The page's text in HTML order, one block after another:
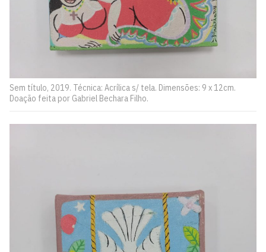
Sem título, 2019. Técnica: Acrílica s/ tela. Dimensões: 9 x 12cm.
Doação feita por Gabriel Bechara Filho.